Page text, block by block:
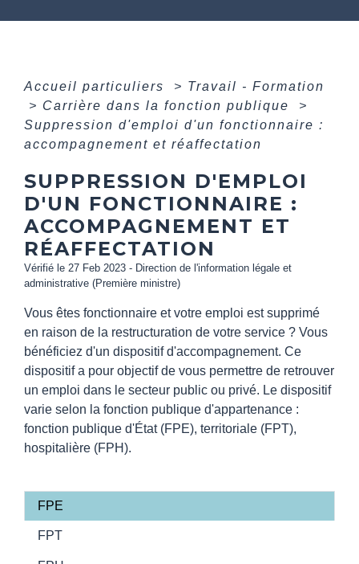
Accueil particuliers > Travail - Formation
> Carrière dans la fonction publique
>
Suppression d'emploi d'un fonctionnaire :
accompagnement et réaffectation
SUPPRESSION D'EMPLOI
D'UN FONCTIONNAIRE :
ACCOMPAGNEMENT ET
RÉAFFECTATION
Vérifié le 27 Feb 2023 - Direction de l'information légale et
administrative (Première ministre)
Vous êtes fonctionnaire et votre emploi est supprimé
en raison de la restructuration de votre service ? Vous
bénéficiez d'un dispositif d'accompagnement. Ce
dispositif a pour objectif de vous permettre de retrouver
un emploi dans le secteur public ou privé. Le dispositif
varie selon la fonction publique d'appartenance :
fonction publique d'État (FPE), territoriale (FPT),
hospitalière (FPH).
FPE
FPT